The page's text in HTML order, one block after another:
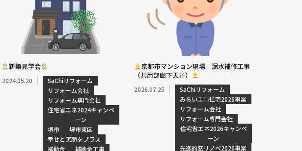
新築見学会
2024.05.20
SaChiリフォーム
リフォーム会社
リフォーム専門会社
住宅省エネ2024キャンペ
ーン
堺市
堺市東区
幸せと笑顔をプラス
補助金
補助金工事
京都市マンション現場 漏水補修工事
（共用部廊下天井）
2026.07.25
SaChiリフォーム
みらいエコ住宅2026事業
リフォーム会社
リフォーム専門会社
住宅省エネ2026キャンペ
ーン
先進的窓リノベ2026事業